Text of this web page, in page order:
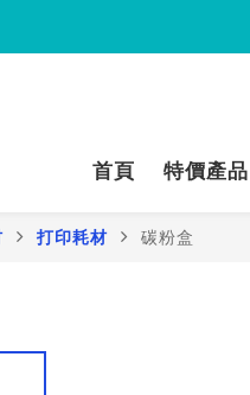
首頁 特價產品
打印耗材 碳粉盒